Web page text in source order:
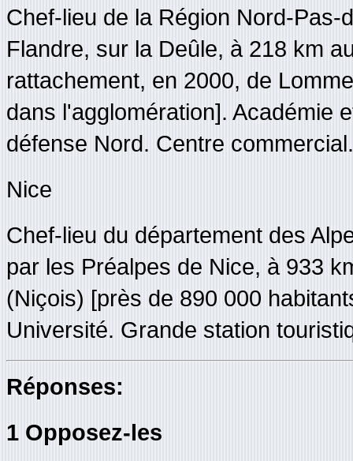
Chef-lieu de la Région Nord-
Flandre, sur la Deûle, à 218 km
rattachement, en 2000, de
dans l'agglomération]. Académie
défense Nord. Centre
Nice
Chef-lieu du département des
par les Préalpes de Nice, à 933
(Niçois) [près de 890 000
Université. Grande station
Réponses:
1 Opposez-les